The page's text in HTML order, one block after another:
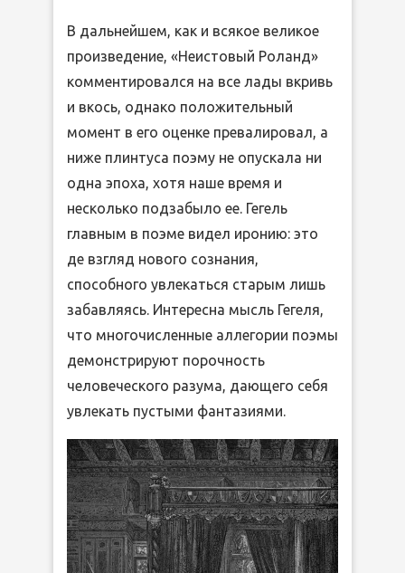
В дальнейшем, как и всякое великое
произведение, «Неистовый Роланд»
комментировался на все лады вкривь
и вкось, однако положительный
момент в его оценке превалировал, а
ниже плинтуса поэму не опускала ни
одна эпоха, хотя наше время и
несколько подзабыло ее. Гегель
главным в поэме видел иронию: это
де взгляд нового сознания,
способного увлекаться старым лишь
забавляясь. Интересна мысль Гегеля,
что многочисленные аллегории поэмы
демонстрируют порочность
человеческого разума, дающего себя
увлекать пустыми фантазиями.